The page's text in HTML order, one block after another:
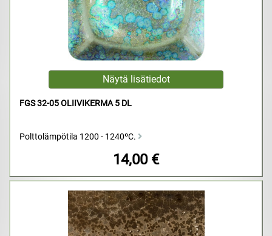
FGS 32-05 OLIIVIKERMA 5 DL
Polttolämpötila 1200 - 1240ºC.
14,00 €